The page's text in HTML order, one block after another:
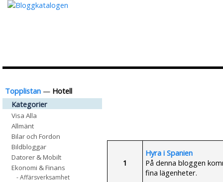
Topplistan — Hotell
Kategorier
Visa Alla
Allmänt
Bilar och Fordon
Bildbloggar
Datorer & Mobilt
Ekonomi & Finans
- Affärsverksamhet
1
Hyra i Spanien
På denna bloggen
fina lägenheter.